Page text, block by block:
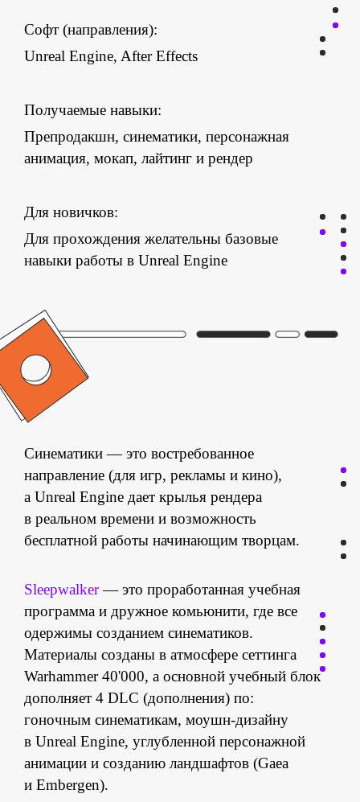
Софт (направления):
Unreal Engine, After Effects
Получаемые навыки:
Препродакшн, синематики, персонажная
анимация, мокап, лайтинг и рендер
Для новичков:
Для прохождения желательны базовые
навыки работы в Unreal Engine
Синематики — это востребованное
направление (для игр, рекламы и кино),
а Unreal Engine дает крылья рендера
в реальном времени и возможность
бесплатной работы начинающим творцам.
Sleepwalker— это проработанная учебная
программа и дружное комьюнити, где все
одержимы созданием синематиков.
Материалы созданы в атмосфере сеттинга
Warhammer 40'000, а основной учебный блок
дополняет 4 DLC (дополнения) по:
гоночным синематикам, моушн-дизайну
в Unreal Engine, углубленной персонажной
анимации и созданию ландшафтов (Gaea
и Embergen).
поддержка
автор